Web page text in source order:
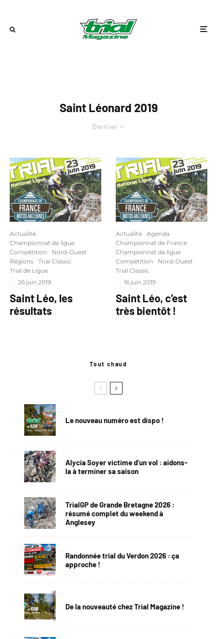
Saint Léonard 2019
Dernier
Actualité
Championnat de ligue
Compétition
Nord-Ouest
Régions
Trial Classic
Trial de Ligue
· 26 juin 2019
Saint Léo, les
résultats
Actualité
Agenda
Championnat de France
Championnat de ligue
Compétition
Nord-Ouest
Trial Classic
· 16 juin 2019
Saint Léo, c’est
très bientôt !
Tout chaud
Le nouveau numéro est dispo !
Alycia Soyer victime d’un vol : aidons-
la à terminer sa saison
TrialGP de Grande Bretagne 2026 :
résumé complet du weekend à
Anglesey
Randonnée trial du Verdon 2026 : ça
approche !
De la nouveauté chez Trial Magazine !